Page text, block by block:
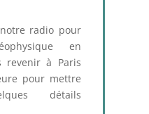
radio pour
en
revenir à Paris
pour mettre
détails